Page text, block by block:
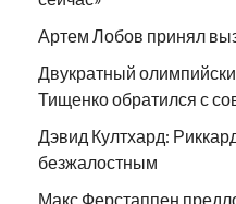
Артем Лобов принял
Двукратный
Тищенко обратился с
Дэвид Култхард:
безжалостным
Макс Ферстаппен